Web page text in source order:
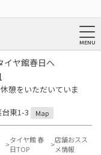
イヤ館春日へ
憩をいただいていま
東1-3
Map
タイヤ館 春
日TOP
店舗おスス
メ情報